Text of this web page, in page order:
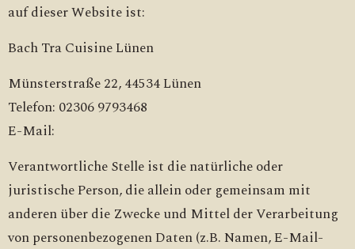
auf dieser Website ist:
Bach Tra Cuisine Lünen
Münsterstraße 22, 44534 Lünen
Telefon: 02306 9793468
E-Mail:
Verantwortliche Stelle ist die natürliche oder
juristische Person, die allein oder gemeinsam mit
anderen über die Zwecke und Mittel der Verarbeitung
von personenbezogenen Daten (z.B. Namen, E-Mail-